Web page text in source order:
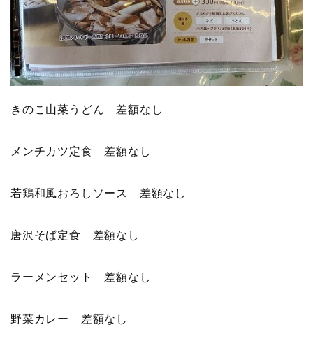
きのこ山菜うどん 差額なし
メンチカツ定食 差額なし
若鶏和風おろしソース 差額なし
唐沢そば定食 差額なし
ラーメンセット 差額なし
野菜カレー 差額なし